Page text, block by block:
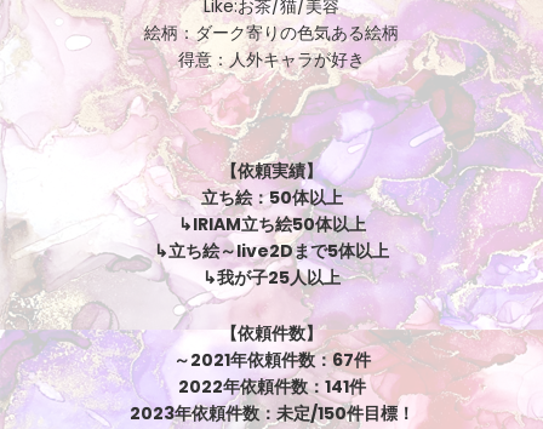
Like:お茶/猫/美容
絵柄：ダーク寄りの色気ある絵柄
得意：人外キャラが好き
【依頼実績】
立ち絵：50体以上
↳IRIAM立ち絵50体以上
↳立ち絵～live2Dまで5体以上
↳我が子25人以上
【依頼件数】
～2021年依頼件数：67件
2022年依頼件数：141件
2023年依頼件数：未定/150件目標！